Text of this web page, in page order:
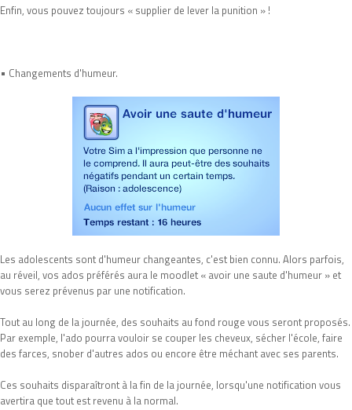
Enfin, vous pouvez toujours « supplier de lever la punition » !
• Changements d'humeur.
Les adolescents sont d'humeur changeantes, c'est bien connu. Alors parfois,
au réveil, vos ados préférés aura le moodlet « avoir une saute d'humeur » et
vous serez prévenus par une notification.
Tout au long de la journée, des souhaits au fond rouge vous seront proposés.
Par exemple, l'ado pourra vouloir se couper les cheveux, sécher l'école, faire
des farces, snober d'autres ados ou encore être méchant avec ses parents.
Ces souhaits disparaîtront à la fin de la journée, lorsqu'une notification vous
avertira que tout est revenu à la normal.